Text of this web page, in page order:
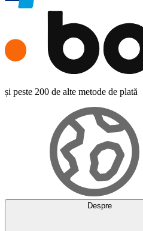
și peste 200 de alte metode de plată
Despre